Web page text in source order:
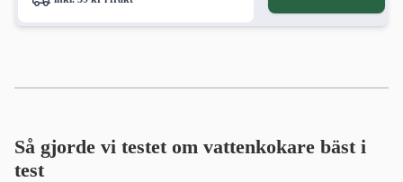
Så gjorde vi testet om vattenkokare bäst i
test